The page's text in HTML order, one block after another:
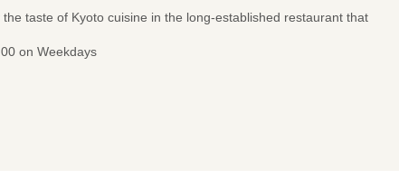
taste of Kyoto cuisine in the long-established restaurant that
on Weekdays